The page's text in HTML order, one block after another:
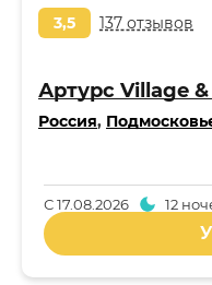
3,5 137 отзывов
Артурс Village
Россия,
С17.08.2026 12